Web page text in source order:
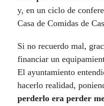
y, en un ciclo de
Casa de Comidas de
Si no recuerdo mal,
financiar un
El ayuntamiento
hacerlo realidad,
perderlo era perder